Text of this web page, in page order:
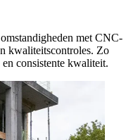
met CNC-
kwaliteitscontroles. Zo
consistente kwaliteit.